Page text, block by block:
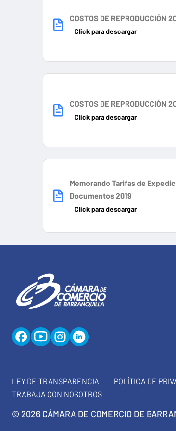
COSTOS DE REPRODUCCIÓN
Click para descargar
COSTOS DE REPRODUCCIÓN
Click para descargar
Memorando Tarifas de
Documentos 2019
Click para descargar
LEY DE TRANSPARENCIA POLÍTICA DE
TRABAJA CON NOSOTROS
© 2026 CÁMARA DE COMERCIO DE